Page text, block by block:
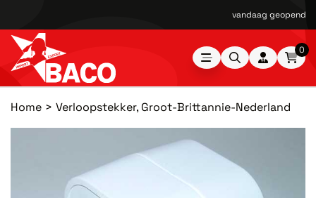
vandaag geopend
0
Home Verloopstekker, Groot-Brittannie-Nederland